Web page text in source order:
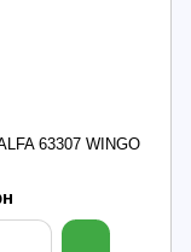
63307 WINGO